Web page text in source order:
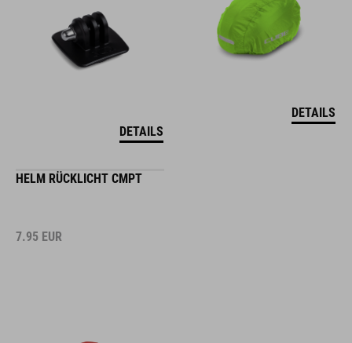
DETAILS
DETAILS
HELM RÜCKLICHT CMPT
7.95 EUR